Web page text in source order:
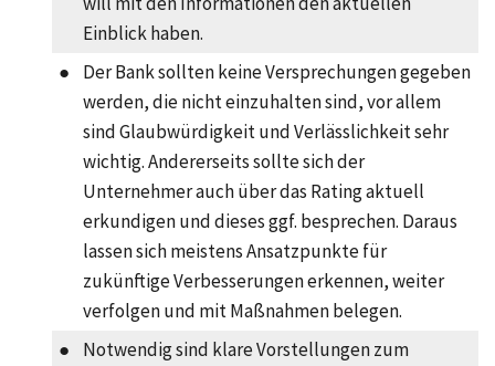
Einblick haben.
●
Der Bank sollten keine Versprechungen gegeben
werden, die nicht einzuhalten sind, vor allem
sind Glaubwürdigkeit und Verlässlichkeit sehr
wichtig. Andererseits sollte sich der
Unternehmer auch über das Rating aktuell
erkundigen und dieses ggf. besprechen. Daraus
lassen sich meistens Ansatzpunkte für
zukünftige Verbesserungen erkennen, weiter
verfolgen und mit Maßnahmen belegen.
●
Notwendig sind klare Vorstellungen zum